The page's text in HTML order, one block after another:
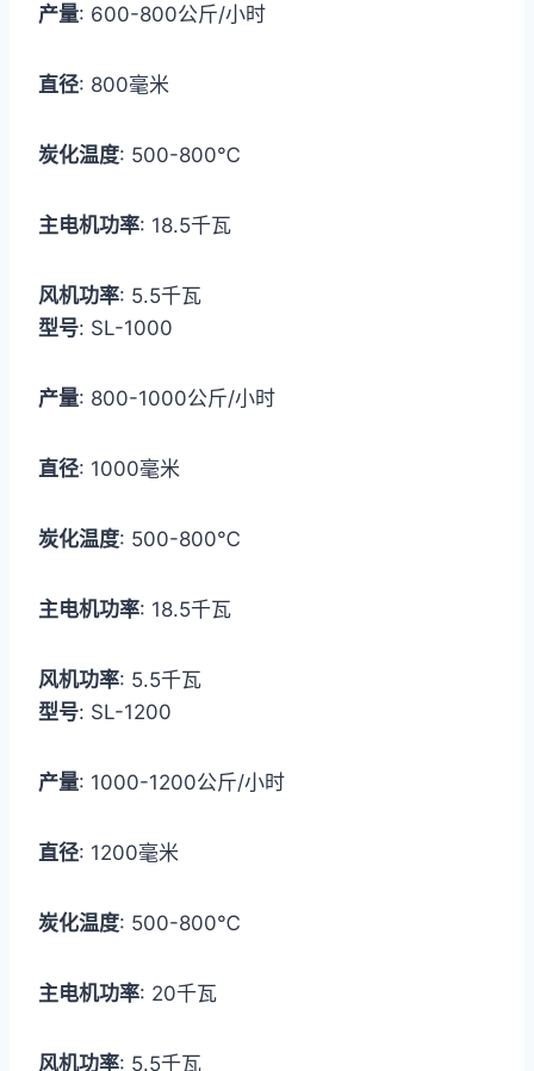
产量: 600-800公斤/小时
直径: 800毫米
炭化温度: 500-800℃
主电机功率: 18.5千瓦
风机功率: 5.5千瓦
型号: SL-1000
产量: 800-1000公斤/小时
直径: 1000毫米
炭化温度: 500-800℃
主电机功率: 18.5千瓦
风机功率: 5.5千瓦
型号: SL-1200
产量: 1000-1200公斤/小时
直径: 1200毫米
炭化温度: 500-800℃
主电机功率: 20千瓦
风机功率: 5.5千瓦